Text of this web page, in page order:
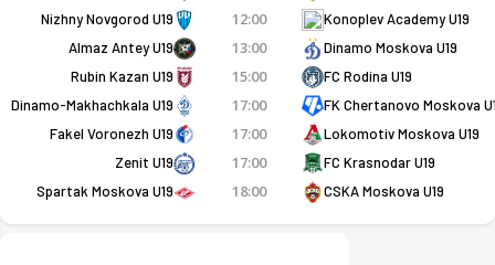
Nizhny Novgorod U19
12:00
Konoplev Academy U19
Almaz Antey U19
13:00
Dinamo Moskova U19
Rubin Kazan U19
15:00
FC Rodina U19
Dinamo-Makhachkala U19
17:00
FK Chertanovo Moskova
Fakel Voronezh U19
17:00
Lokomotiv Moskova U19
Zenit U19
17:00
FC Krasnodar U19
Spartak Moskova U19
18:00 CSKA Moskova U19